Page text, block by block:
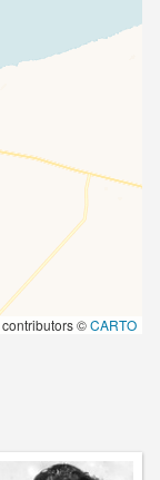
contributors ©CARTO